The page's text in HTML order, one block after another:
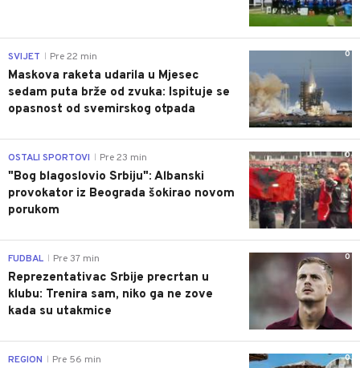
0
SVIJET Pre 22 min
Maskova raketa udarila u Mjesec
sedam puta brže od zvuka: Ispituje se
opasnost od svemirskog otpada
0
OSTALI SPORTOVI Pre 23 min
"Bog blagoslovio Srbiju": Albanski
provokator iz Beograda šokirao novom
porukom
0
FUDBAL Pre 37 min
Reprezentativac Srbije precrtan u
klubu: Trenira sam, niko ga ne zove
kada su utakmice
0
REGION Pre 56 min